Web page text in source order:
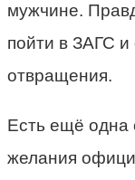
мужчине.
пойти в ЗАГС и
отвращения.
Есть ещё одна
желания